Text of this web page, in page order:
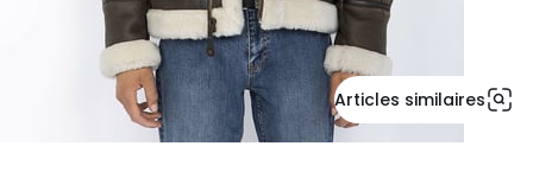
Articles similaires